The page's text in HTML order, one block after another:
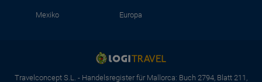
Mexiko Europa
Travelconcept S.L. - Handelsregister für Mallorca: Buch 2794, Blatt 211,